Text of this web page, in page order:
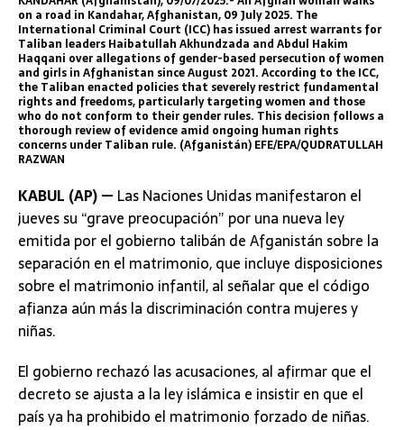
on a road in Kandahar, Afghanistan, 09 July 2025. The
International Criminal Court (ICC) has issued arrest warrants for
Taliban leaders Haibatullah Akhundzada and Abdul Hakim
Haqqani over allegations of gender-based persecution of women
and girls in Afghanistan since August 2021. According to the ICC,
the Taliban enacted policies that severely restrict fundamental
rights and freedoms, particularly targeting women and those
who do not conform to their gender rules. This decision follows a
thorough review of evidence amid ongoing human rights
concerns under Taliban rule. (Afganistán) EFE/EPA/QUDRATULLAH
RAZWAN
KABUL (AP) — Las Naciones Unidas manifestaron el
jueves su “grave preocupación” por una nueva ley
emitida por el gobierno talibán de Afganistán sobre la
separación en el matrimonio, que incluye disposiciones
sobre el matrimonio infantil, al señalar que el código
afianza aún más la discriminación contra mujeres y
niñas.
El gobierno rechazó las acusaciones, al afirmar que el
decreto se ajusta a la ley islámica e insistir en que el
país ya ha prohibido el matrimonio forzado de niñas.